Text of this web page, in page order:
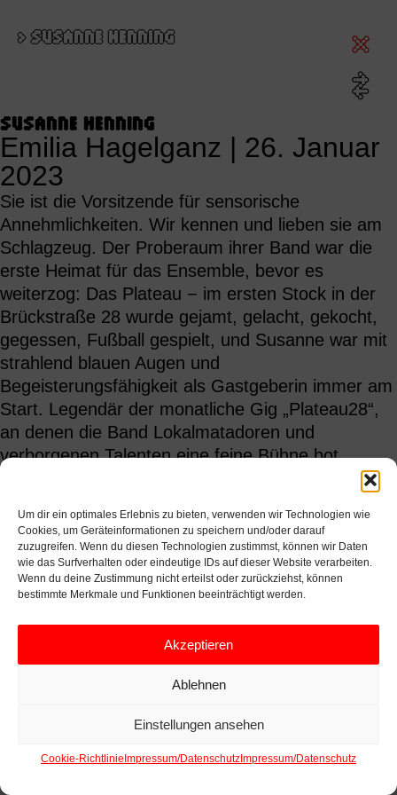
Um dir ein optimales Erlebnis zu bieten, verwenden wir Technologien wie
Cookies, um Geräteinformationen zu speichern und/oder darauf
zuzugreifen. Wenn du diesen Technologien zustimmst, können wir Daten
wie das Surfverhalten oder eindeutige IDs auf dieser Website verarbeiten.
Wenn du deine Zustimmung nicht erteilst oder zurückziehst, können
bestimmte Merkmale und Funktionen beeinträchtigt werden.
Akzeptieren
Ablehnen
Einstellungen ansehen
Cookie-Richtlinie Impressum/Datenschutz Impressum/Datenschutz
>SUSANNE HENNING
SUSANNE HENNING
Emilia Hagelganz | 26. Januar
2023
Sie ist die Vorsitzende für sensorische
Annehmlichkeiten. Wir kennen und lieben sie am
Schlagzeug. Der Proberaum ihrer Band war die
erste Heimat für das Ensemble, bevor es
weiterzog: Das Plateau − im ersten Stock in der
Brückstraße 28 wurde gejamt, gelacht, gekocht,
gegessen, Fußball gespielt, und Susanne war mit
strahlend blauen Augen und
Begeisterungsfähigkeit als Gastgeberin immer am
Start. Legendär der monatliche Gig „Plateau28“,
an denen die Band Lokalmatadoren und
verborgenen Talenten eine feine Bühne bot.
KALENDERSNAVIGATION
←Vité Jokschaite
Stephanie Müller→